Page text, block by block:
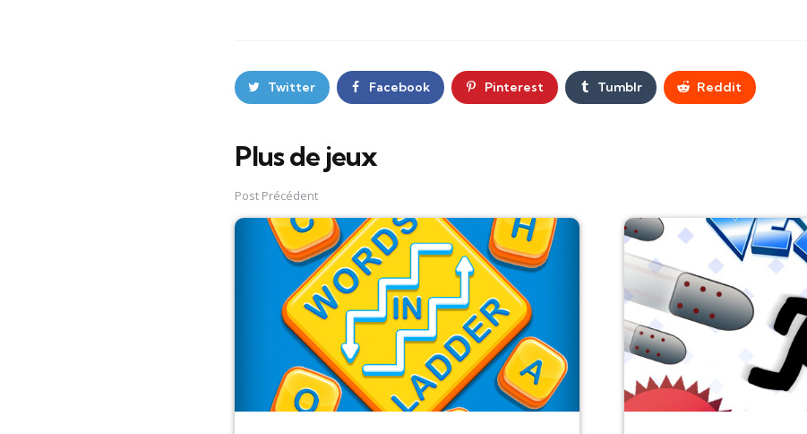
Twitter Facebook Pinterest Tumblr Reddit
Plus de jeux
Post
navigation
Post Précédent